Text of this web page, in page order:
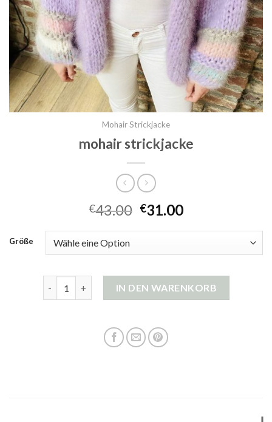
Mohair Strickjacke
mohair strickjacke
€43.00 €31.00
Größe
IN DEN WARENKORB